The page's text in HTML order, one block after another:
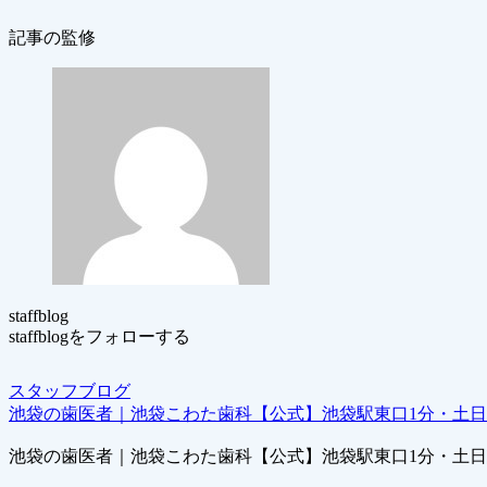
記事の監修
staffblog
staffblogをフォローする
スタッフブログ
池袋の歯医者｜池袋こわた歯科【公式】池袋駅東口1分・土
池袋の歯医者｜池袋こわた歯科【公式】池袋駅東口1分・土